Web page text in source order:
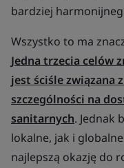
bardziej
Wszystko to ma
Jedna trzecia celów
jest ściśle związana
szczególności na
sanitarnych. Jednak
lokalne, jak i
najlepszą okazję do